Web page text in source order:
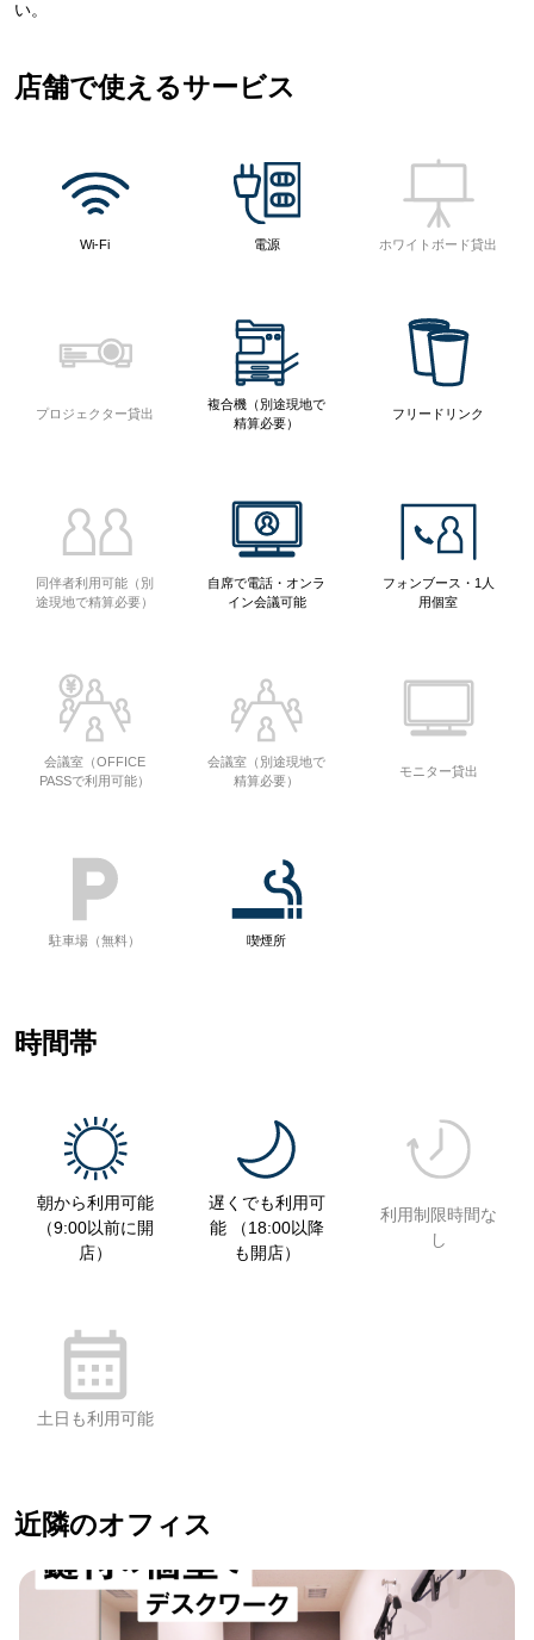
い。
店舗で使えるサービス
Wi-Fi 電源 ホワイトボード貸出
プロジェクター貸出
複合機（別途現地で
精算必要）
フリードリンク
同伴者利用可能（別
途現地で精算必要）
自席で電話・オンラ
イン会議可能
フォンブース・1人
用個室
会議室（OFFICE
PASSで利用可能）
会議室（別途現地で
精算必要）
モニター貸出
駐車場（無料） 喫煙所
時間帯
朝から利用可能
（9:00以前に開
店）
遅くでも利用可
能 （18:00以降
も開店）
利用制限時間な
し
土日も利用可能
近隣のオフィス